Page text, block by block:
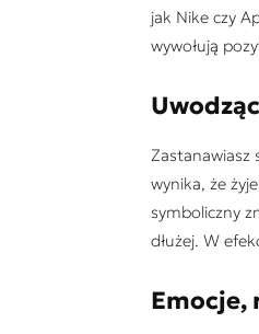
jak Nike czy
wywołują
Zastanawiasz
wynika, że
symboliczny
dłużej. W
Emocje,